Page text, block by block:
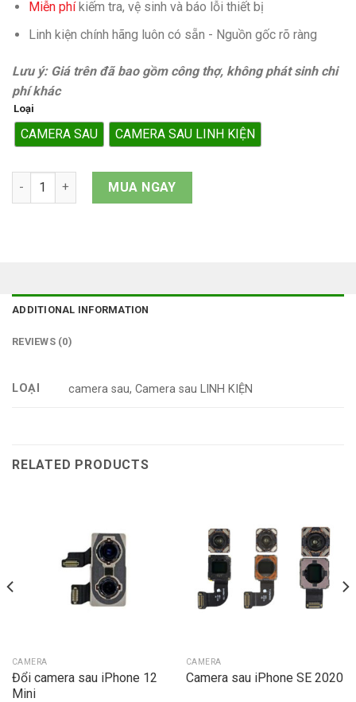
Miễn phíkiếm tra, vệ sinh và báo lỗi thiết bị
Linh kiện chính hãng luôn có sẵn - Nguồn gốc rõ ràng
Lưu ý: Giá trên đã bao gồm công thợ, không phát sinh chi
phí khác
Loại
CAMERA SAU CAMERA SAU LINH KIỆN
Camera sau iPhone 11 quantity
MUA NGAY
ADDITIONAL INFORMATION
REVIEWS (0)
LOẠI camera sau, Camera sau LINH KIỆN
RELATED PRODUCTS
CAMERA
Đổi camera sau iPhone 12
Mini
CAMERA
Camera sau iPhone SE 2020